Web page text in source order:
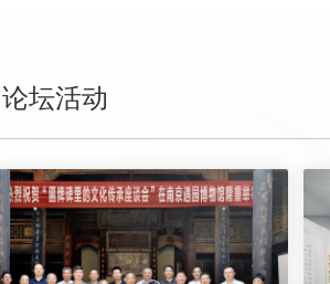
论坛活动